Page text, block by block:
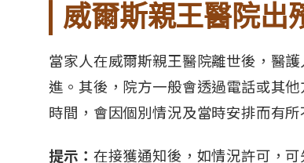
威爾斯親王醫院出
當家人在威爾斯親王醫院離世後，醫
進。其後，院方一般會透過電話或其
時間，會因個別情況及當時安排而有
提示： 在接獲通知後，如情況許可，